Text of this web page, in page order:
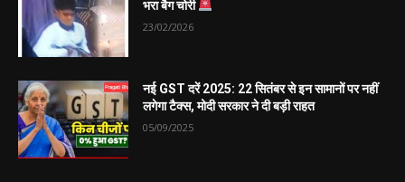
भरा बैग चोरी
23/02/2026
नई GST दरें 2025: 22 सितंबर से इन सामानों पर नहीं
लगेगा टैक्स, मोदी सरकार ने दी बड़ी राहत
05/09/2025